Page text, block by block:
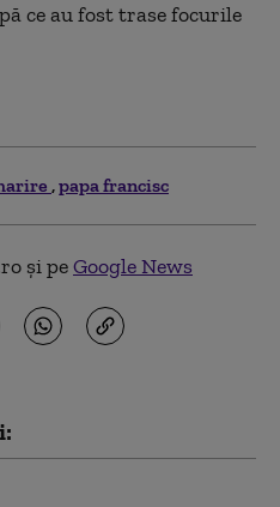
ce au fost trase focurile
papa francisc
și peGoogle News